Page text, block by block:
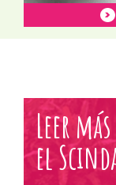
Leer
el